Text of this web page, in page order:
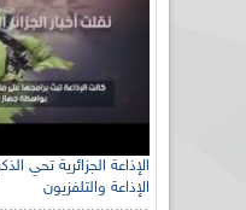
الإذاعة والتلفزيون